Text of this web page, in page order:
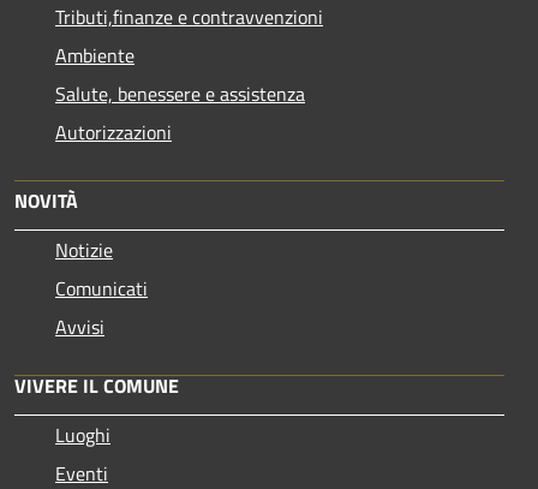
Tributi,finanze e contravvenzioni
Ambiente
Salute, benessere e assistenza
Autorizzazioni
NOVITÀ
Notizie
Comunicati
Avvisi
VIVERE IL COMUNE
Luoghi
Eventi